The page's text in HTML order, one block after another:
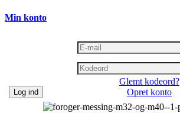
Min konto
Log ind
Glemt kodeord?
Opret konto